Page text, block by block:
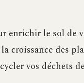
enrichir le sol de
croissance des
vos déchets